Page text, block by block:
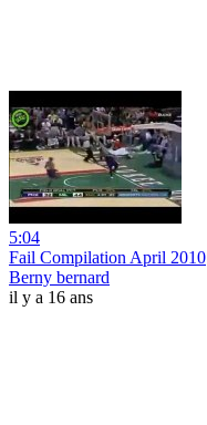
5:04
Fail Compilation April 2010
Berny bernard
il y a 16 ans